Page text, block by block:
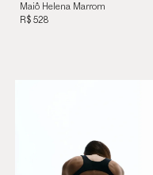
Maiô Helena Marrom
Brauna
R$ 528